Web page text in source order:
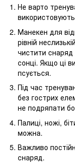
Не варто
Манекен для
рівній
чистити снаряд
сонці. Якщо ці
псується.
Під час
без гострих
не подряпати
Палиці, ножі,
можна.
Важливо
снаряд.